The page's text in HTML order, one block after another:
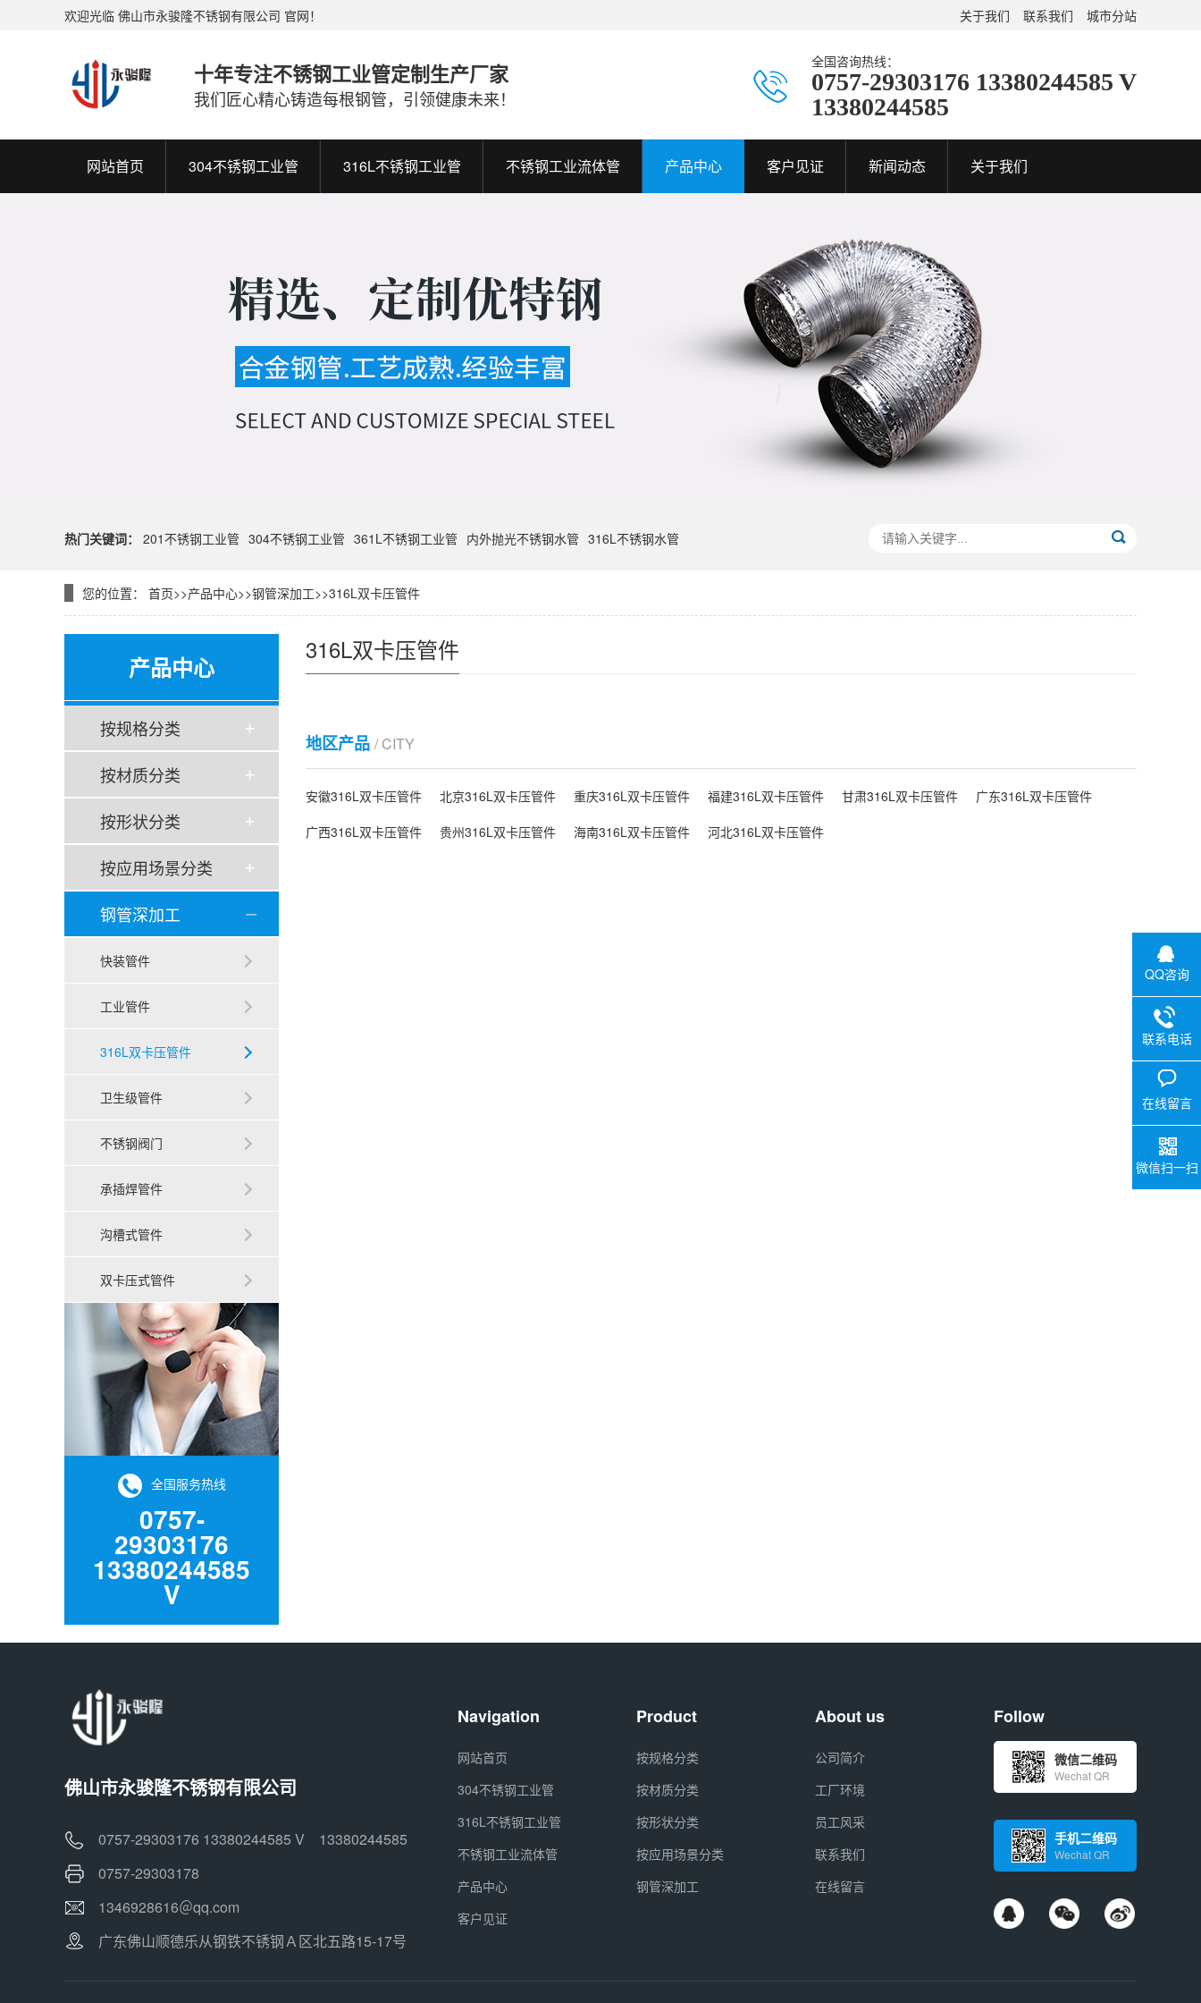
关于我们 联系我们 城市分站
欢迎光临 佛山市永骏隆不锈钢有限公司 官网！
十年专注不锈钢工业管定制生产厂家
我们匠心精心铸造每根钢管，引领健康未来！
全国咨询热线：
0757-29303176 13380244585 V
13380244585
网站首页 304不锈钢工业管 316L不锈钢工业管 不锈钢工业流体管 产品中心 客户见证 新闻动态 关于我们
热门关键词： 201不锈钢工业管 304不锈钢工业管 361L不锈钢工业管 内外抛光不锈钢水管 316L不锈钢水管
您的位置： 首页>>产品中心>>钢管深加工>>316L双卡压管件
产品中心
按规格分类
按材质分类
按形状分类
按应用场景分类
钢管深加工
快装管件
工业管件
316L双卡压管件
卫生级管件
不锈钢阀门
承插焊管件
沟槽式管件
双卡压式管件
全国服务热线
0757-
29303176
13380244585
V
316L双卡压管件
地区产品 / CITY
安徽316L双卡压管件 北京316L双卡压管件 重庆316L双卡压管件 福建316L双卡压管件 甘肃316L双卡压管件
广东316L双卡压管件
广西316L双卡压管件
贵州316L双卡压管件 海南316L双卡压管件 河北316L双卡压管件
佛山市永骏隆不锈钢有限公司
0757-29303176 13380244585 V 13380244585
0757-29303178
1346928616＠qq.com
广东佛山顺德乐从钢铁不锈钢Ａ区北五路15-17号
Navigation
网站首页
304不锈钢工业管
316L不锈钢工业管
不锈钢工业流体管
产品中心
客户见证
Product
按规格分类
按材质分类
按形状分类
按应用场景分类
钢管深加工
About us
公司简介
工厂环境
员工风采
联系我们
在线留言
Follow
微信二维码
Wechat QR
手机二维码
Wechat QR
QQ咨询
联系电话
0757-
在线留言
微信扫一扫